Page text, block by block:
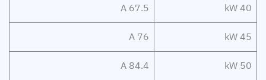
40 kW
67.5 A
45 kW
76 A
50 kW
84.4 A